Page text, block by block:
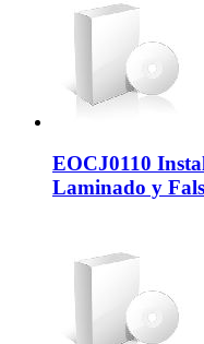
EOCJ0110
Laminado y